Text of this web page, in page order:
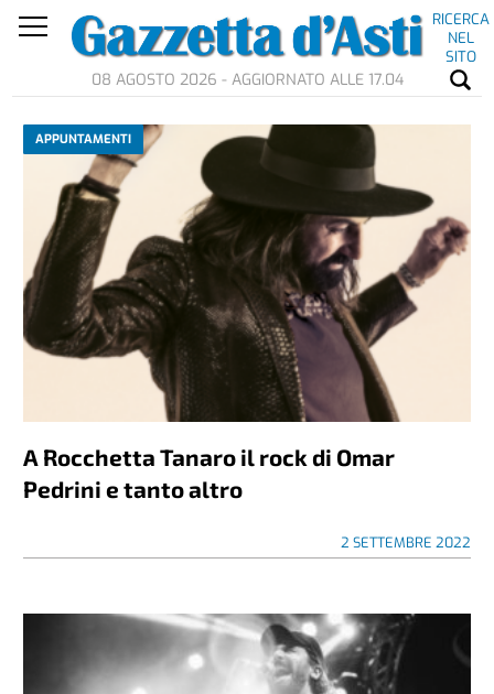
RICERCA
NEL
SITO
08 AGOSTO 2026 - AGGIORNATO ALLE 17.04
APPUNTAMENTI
A Rocchetta Tanaro il rock di Omar
Pedrini e tanto altro
2 SETTEMBRE 2022